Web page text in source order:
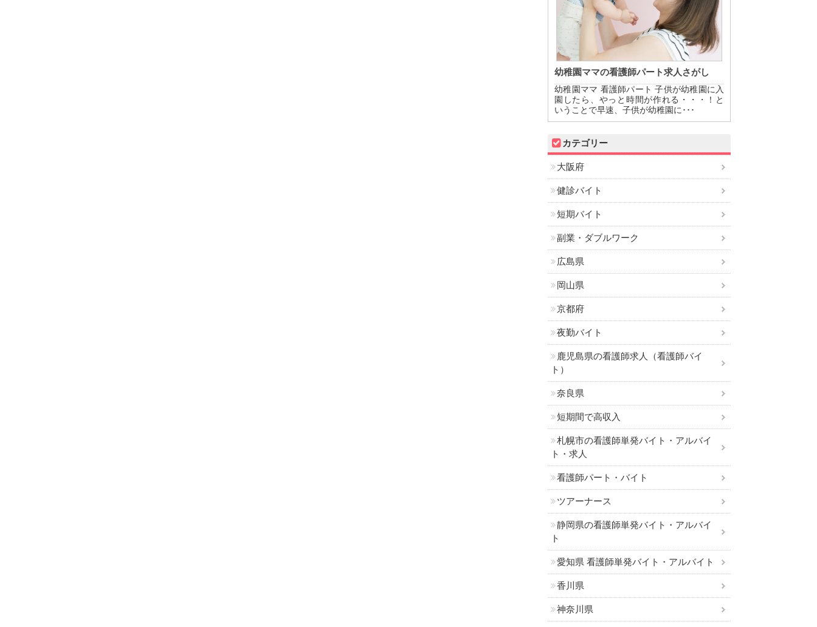
幼稚園ママの看護師パート求人さがし
幼稚園ママ 看護師パート 子供が幼稚園に入
園したら、やっと時間が作れる・・・！と
いうことで早速、子供が幼稚園に･･･
カテゴリー
大阪府
健診バイト
短期バイト
副業・ダブルワーク
広島県
岡山県
京都府
夜勤バイト
鹿児島県の看護師求人（看護師バイ
ト）
奈良県
短期間で高収入
札幌市の看護師単発バイト・アルバイ
ト・求人
看護師パート・バイト
ツアーナース
静岡県の看護師単発バイト・アルバイ
ト
愛知県 看護師単発バイト・アルバイト
香川県
神奈川県